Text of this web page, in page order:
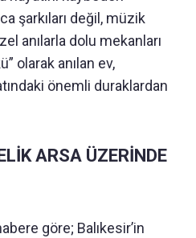
şarkıları değil, müzik
anılarla dolu mekanları
olarak anılan ev,
önemli duraklardan
ARSA ÜZERİNDE
göre; Balıkesir’in